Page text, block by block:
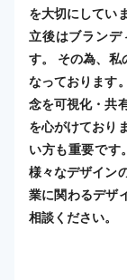
を大切にしてい
立後はブランデ
す。 その為、私
なっております
念を可視化・共
を心がけており
い方も重要です
様々なデザイン
業に関わるデザ
相談ください。